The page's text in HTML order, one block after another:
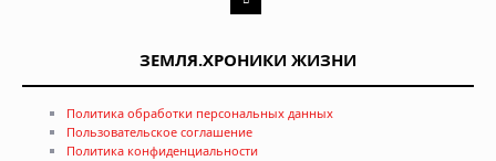
ЗЕМЛЯ.ХРОНИКИ ЖИЗНИ
Политика обработки персональных данных
Пользовательское соглашение
Политика конфиденциальности